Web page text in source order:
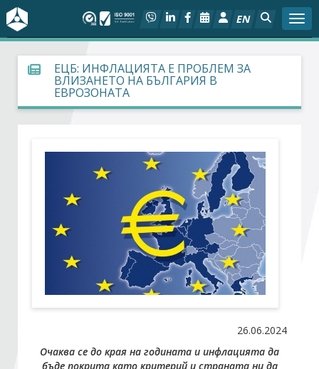
EN
За БСК
На фокус
Социален диалог
Дейности
Стани член
ЕЦБ: ИНФЛАЦИЯТА Е ПРОБЛЕМ ЗА
ВЛИЗАНЕТО НА БЪЛГАРИЯ В
ЕВРОЗОНАТА
26.06.2024
Очаква се до края на годината и инфлацията да
бъде покрита като критерий и страната ни да